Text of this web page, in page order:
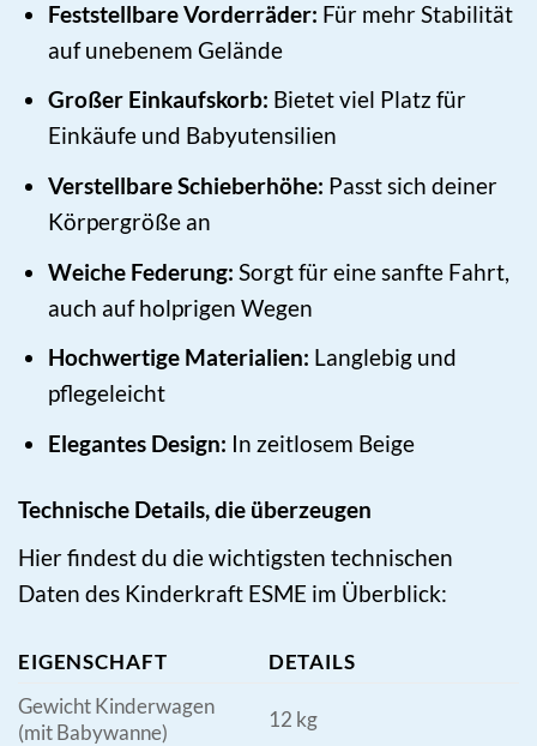
Feststellbare Vorderräder: Für mehr Stabilität
auf unebenem Gelände
Großer Einkaufskorb: Bietet viel Platz für
Einkäufe und Babyutensilien
Verstellbare Schieberhöhe: Passt sich deiner
Körpergröße an
Weiche Federung: Sorgt für eine sanfte Fahrt,
auch auf holprigen Wegen
Hochwertige Materialien: Langlebig und
pflegeleicht
Elegantes Design: In zeitlosem Beige
Technische Details, die überzeugen
Hier findest du die wichtigsten technischen
Daten des Kinderkraft ESME im Überblick:
EIGENSCHAFT
DETAILS
Gewicht Kinderwagen
(mit Babywanne)
12 kg